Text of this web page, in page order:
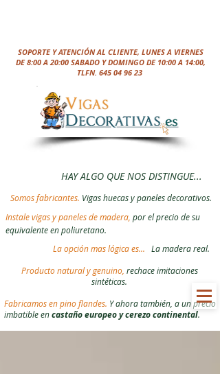
SOPORTE Y ATENCIÓN AL CLIENTE, LUNES A VIERNES
DE 8:00 A 20:00 SABADO Y DOMINGO DE 10:00 A 14:00,
TLFN. 645 04 96 23
HAY ALGO QUE NOS DISTINGUE...
Somos fabricantes. Vigas huecas y paneles decorativos.
La opción mas lógica es...
La madera real.
Producto natural y genuino, rechace imitaciones
sintéticas.
Instale vigas y paneles de madera, por el precio de su
equivalente en poliuretano.
Fabricamos en pino flandes. Y ahora también, a un precio
imbatible encastaño europeo y cerezo continental.